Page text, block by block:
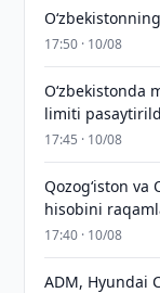
17:50 · 10/08
O‘zbekistonda
limiti
17:45 · 10/08
Qozog‘iston va
hisobini
17:40 · 10/08
ADM, Hyundai